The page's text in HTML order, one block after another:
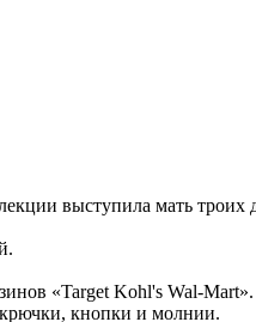
выступила мать
«Target Kohl's Wal-Mart».
кнопки и молнии.